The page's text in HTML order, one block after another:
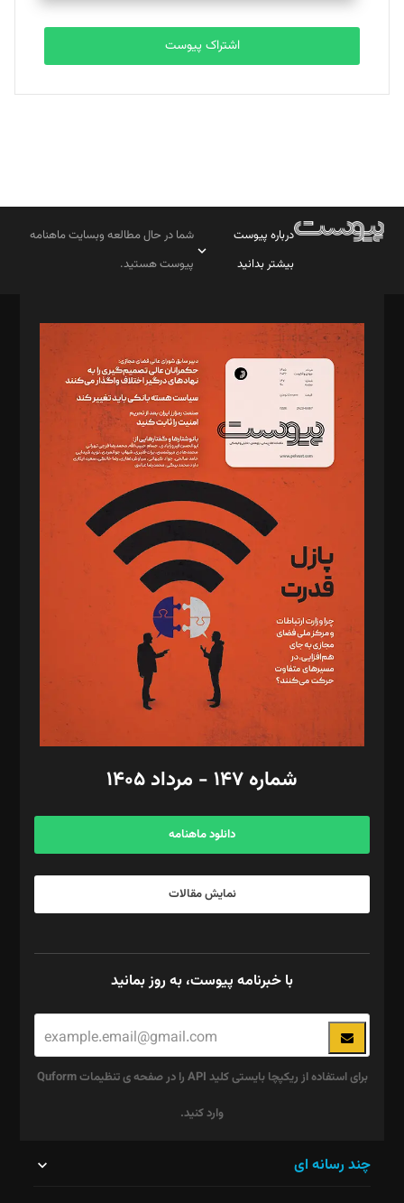
اشتراک پیوست
درباره پیوست
بیشتر بدانید
شما در حال مطالعه وبسایت ماهنامه
پیوست هستید.
مدیر مسئول: محمدباقر اثنی‌عشری
سردبیر: مهرک محمودی
دبیر تحریریه: میثم قاسمی
د‌بیر ناداستان: سمانه سمیع
د‌بیر خدمت و تجارت: ابوالفضل رجبی
د‌بیر حقوق فناوری: حسام‌الدین ایپکچی
د‌بیر پیوست جهان: مینا پاکدل
د‌بیر تحریریه آنلاین: بابک نقاش
تحریریه‌: مجتبی محمود‌ی، آرش برهمند، یسنا امان‌پور، سروش کرمیان،
مصطفی مسجدی آرانی، ابوالفضل رجبی، زهرا فکرانه، فائزه فتحی
رستمی،مصطفی باستان
ویرایش: نگار استاد‌‌آقا
طراح یونیفرم: مجید توکلی
فیلمبرداری و عکاسی: امیر شفیعی، مانی لطفی زاده
گرافیک و صفحه‌آرایی: سید‌سبحان‌علی ثابت
مد‌یر توسعه تجاری: کامبیز برید‌
امور مالی: شاپور رهبری، محمد‌ کاظمی‌نیا
آگهی و مشترکین: ۰۹۱۹۹۹۹۰۴۵۴
شماره ۱۴۷ - مرداد ۱۴۰۵
دانلود ماهنامه
نمایش مقالات
با خبرنامه پیوست، به روز بمانید
برای استفاده از ریکپچا بایستی کلید API را در صفحه ی تنظیمات Quform
وارد کنید.
چند رسانه ای